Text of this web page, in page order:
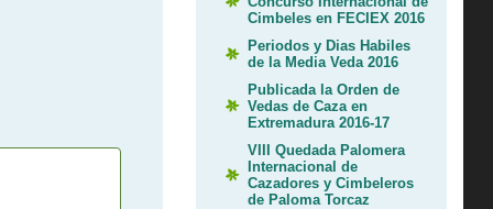
Cimbeles en FECIEX 2016
Periodos y Dias Habiles
de la Media Veda 2016
Publicada la Orden de
Vedas de Caza en
Extremadura 2016-17
VIII Quedada Palomera
Internacional de
Cazadores y Cimbeleros
de Paloma Torcaz